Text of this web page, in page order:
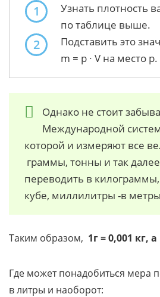
1
Узнать плотность
по таблице выше.
2
Подставить это
m = p ∙ V на место р.
Однако не стоит
Международной
которой и измеряют все
граммы, тонны и так
переводить в
кубе, миллилитры -в
Таким образом, 1г = 0,001 кг,
Где может понадобиться мера
в литры и наоборот: